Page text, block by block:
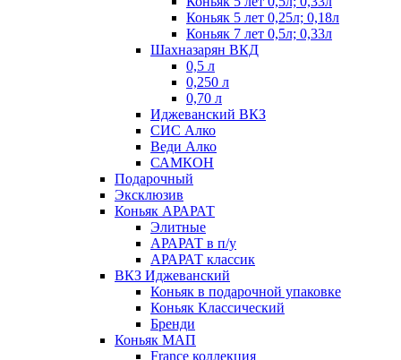
Коньяк 5 лет 0,25л; 0,18л
Коньяк 7 лет 0,5л; 0,33л
Шахназарян ВКД
0,5 л
0,250 л
0,70 л
Иджеванский ВКЗ
СИС Алко
Веди Алко
САМКОН
Подарочный
Эксклюзив
Коньяк АРАРАТ
Элитные
АРАРАТ в п/у
АРАРАТ классик
ВКЗ Иджеванский
Коньяк в подарочной упаковке
Коньяк Классический
Бренди
Коньяк МАП
France коллекция